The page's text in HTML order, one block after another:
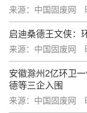
来源：中国固废网
启迪桑德王文侠：
来源：中国固废网
安徽滁州2亿环卫
德等三企入围
来源：中国固废网